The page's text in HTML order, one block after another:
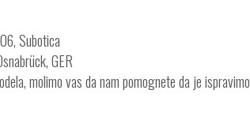
Subotica
GER
molimo vas da nam pomognete da je ispravimo